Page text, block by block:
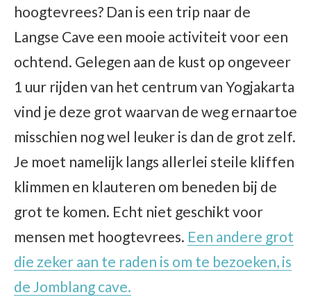
hoogtevrees? Dan is een trip naar de
Langse Cave een mooie activiteit voor een
ochtend. Gelegen aan de kust op ongeveer
1 uur rijden van het centrum van Yogjakarta
vind je deze grot waarvan de weg ernaartoe
misschien nog wel leuker is dan de grot zelf.
Je moet namelijk langs allerlei steile kliffen
klimmen en klauteren om beneden bij de
grot te komen. Echt niet geschikt voor
mensen met hoogtevrees. Een andere grot
die zeker aan te raden is om te bezoeken, is
de Jomblang cave.